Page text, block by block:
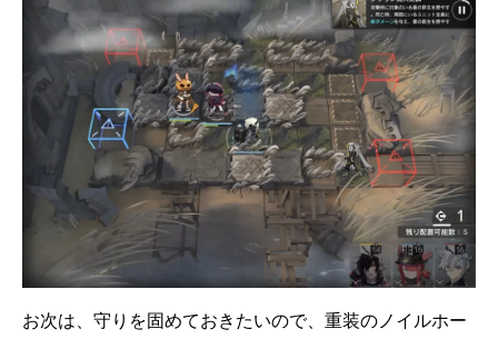
お次は、守りを固めておきたいので、重装のノイルホー